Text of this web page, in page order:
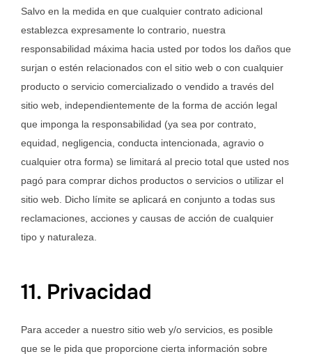
Salvo en la medida en que cualquier contrato adicional
establezca expresamente lo contrario, nuestra
responsabilidad máxima hacia usted por todos los daños que
surjan o estén relacionados con el sitio web o con cualquier
producto o servicio comercializado o vendido a través del
sitio web, independientemente de la forma de acción legal
que imponga la responsabilidad (ya sea por contrato,
equidad, negligencia, conducta intencionada, agravio o
cualquier otra forma) se limitará al precio total que usted nos
pagó para comprar dichos productos o servicios o utilizar el
sitio web. Dicho límite se aplicará en conjunto a todas sus
reclamaciones, acciones y causas de acción de cualquier
tipo y naturaleza.
11. Privacidad
Para acceder a nuestro sitio web y/o servicios, es posible
que se le pida que proporcione cierta información sobre